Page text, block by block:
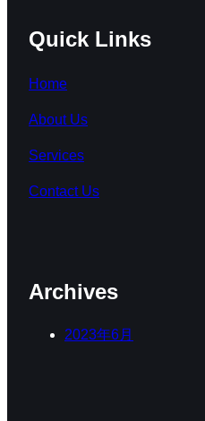
Quick Links
Home
About Us
Services
Contact Us
Archives
2023年6月